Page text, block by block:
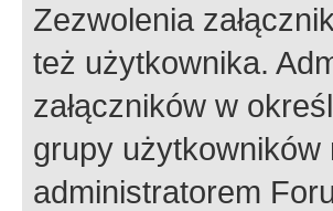
Zezwolenia
też użytkownika.
załączników w
grupy użytkowników
administratorem